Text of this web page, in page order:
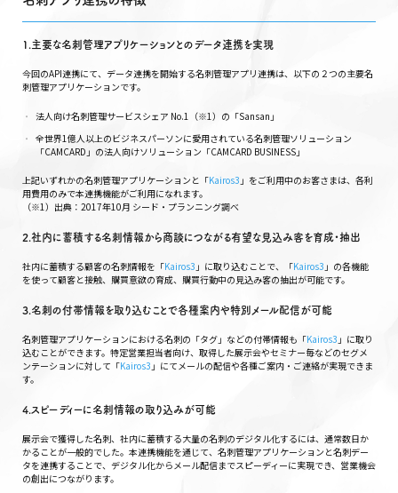
1.主要な名刺管理アプリケーションとのデータ連携を実現
今回のAPI連携にて、データ連携を開始する名刺管理アプリ連携は、以下の２つの主要名
刺管理アプリケーションです。
法人向け名刺管理サービスシェア No.1（※1）の「Sansan」
全世界1億人以上のビジネスパーソンに愛用されている名刺管理ソリューション
「CAMCARD」の法人向けソリューション「CAMCARD BUSINESS」
上記いずれかの名刺管理アプリケーションと「Kairos3 」をご利用中のお客さまは、各利
用費用のみで本連携機能がご利用になれます。
（※1）出典：2017年10月 シード・プランニング調べ
2.社内に蓄積する名刺情報から商談につながる有望な見込み客を育成・抽出
社内に蓄積する顧客の名刺情報を「Kairos3 」に取り込むことで、「Kairos3 」の各機能
を使って顧客と接触、購買意欲の育成、購買行動中の見込み客の抽出が可能です。
3.名刺の付帯情報を取り込むことで各種案内や特別メール配信が可能
名刺管理アプリケーションにおける名刺の「タグ」などの付帯情報も「Kairos3 」に取り
込むことができます。特定営業担当者向け、取得した展示会やセミナー毎などのセグメ
ンテーションに対して「Kairos3 」にてメールの配信や各種ご案内・ご連絡が実現できま
す。
4.スピーディーに名刺情報の取り込みが可能
展示会で獲得した名刺、社内に蓄積する大量の名刺のデジタル化するには、通常数日か
かることが一般的でした。本連携機能を通じて、名刺管理アプリケーションと名刺デー
タを連携することで、デジタル化からメール配信までスピーディーに実現でき、営業機会
の創出につながります。